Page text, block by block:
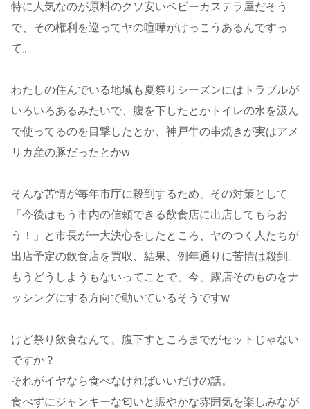
特に人気なのが原料のクソ安いベビーカステラ屋だそう
で、その権利を巡ってヤの喧嘩がけっこうあるんですっ
て。
わたしの住んでいる地域も夏祭りシーズンにはトラブルが
いろいろあるみたいで、腹を下したとかトイレの水を汲ん
で使ってるのを目撃したとか、神戸牛の串焼きが実はアメ
リカ産の豚だったとかw
そんな苦情が毎年市庁に殺到するため、その対策として
「今後はもう市内の信頼できる飲食店に出店してもらお
う！」と市長が一大決心をしたところ、ヤのつく人たちが
出店予定の飲食店を買収、結果、例年通りに苦情は殺到。
もうどうしようもないってことで、今、露店そのものをナ
ッシングにする方向で動いているそうですw
けど祭り飲食なんて、腹下すところまでがセットじゃない
ですか？
それがイヤなら食べなければいいだけの話。
食べずにジャンキーな匂いと賑やかな雰囲気を楽しみなが